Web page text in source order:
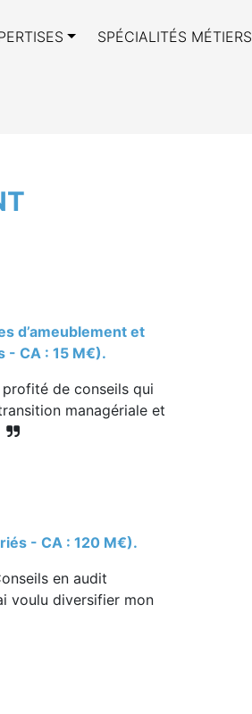
SPÉCIALITÉS MÉTIERS
d’ameublement et
- CA : 15 M€).
de conseils qui
managériale et
- CA : 120 M€).
en audit
voulu diversifier mon